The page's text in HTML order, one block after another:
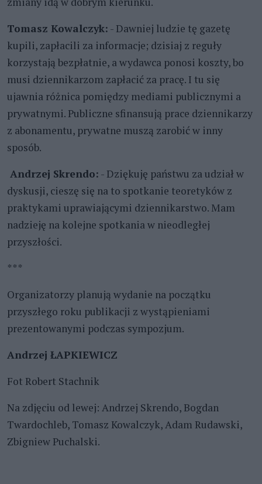
Tomasz Kowalczyk: - Dawniej ludzie tę gazetę
kupili, zapłacili za informacje; dzisiaj z reguły
korzystają bezpłatnie, a wydawca ponosi koszty, bo
musi dziennikarzom zapłacić za pracę. I tu się
ujawnia różnica pomiędzy mediami publicznymi a
prywatnymi. Publiczne sfinansują prace dziennikarzy
z abonamentu, prywatne muszą zarobić w inny
sposób.
Andrzej Skrendo: - Dziękuję państwu za udział w
dyskusji, cieszę się na to spotkanie teoretyków z
praktykami uprawiającymi dziennikarstwo. Mam
nadzieję na kolejne spotkania w nieodległej
przyszłości.
***
Organizatorzy planują wydanie na początku
przyszłego roku publikacji z wystąpieniami
prezentowanymi podczas sympozjum.
Andrzej ŁAPKIEWICZ
Fot Robert Stachnik
Na zdjęciu od lewej: Andrzej Skrendo, Bogdan
Twardochleb, Tomasz Kowalczyk, Adam Rudawski,
Zbigniew Puchalski.